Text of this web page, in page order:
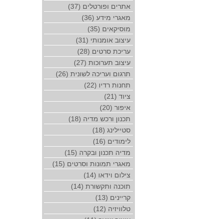
אתרים ופורטלים (37)
מאגרי מידע (36)
מוסיקאים (35)
עיצוב אומנותי (31)
עריכת סרטים (28)
עיצוב תערוכות (27)
תרגום ועריכה לשונית (26)
תחנות רדיו (22)
ציוד (21)
איפור (20)
תכנון ורכש מדיה (18)
סטיילינג (18)
לימודים (16)
מדיה תכנון ובקרה (15)
מאגרי תמונות וסרטים (15)
צילום וידאו (14)
תוכנה ותקשורת (14)
קריינים (13)
טלוויזיה (12)